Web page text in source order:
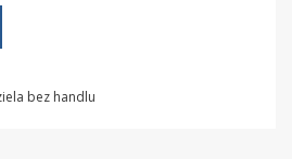
bez handlu